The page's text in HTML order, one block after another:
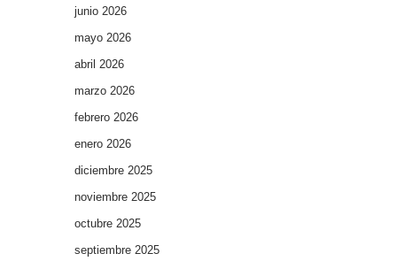
junio 2026
mayo 2026
abril 2026
marzo 2026
febrero 2026
enero 2026
diciembre 2025
noviembre 2025
octubre 2025
septiembre 2025